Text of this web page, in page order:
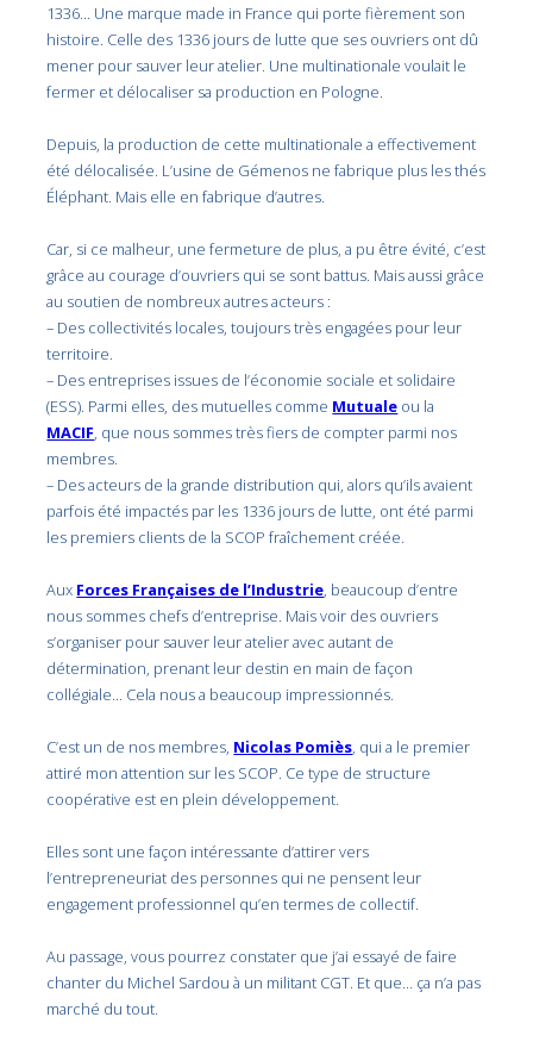
1336… Une marque made in France qui porte fièrement son
histoire. Celle des 1336 jours de lutte que ses ouvriers ont dû
mener pour sauver leur atelier. Une multinationale voulait le
fermer et délocaliser sa production en Pologne.
Depuis, la production de cette multinationale a effectivement
été délocalisée. L’usine de Gémenos ne fabrique plus les thés
Éléphant. Mais elle en fabrique d’autres.
Car, si ce malheur, une fermeture de plus, a pu être évité, c’est
grâce au courage d’ouvriers qui se sont battus. Mais aussi grâce
au soutien de nombreux autres acteurs :
– Des collectivités locales, toujours très engagées pour leur
territoire.
– Des entreprises issues de l’économie sociale et solidaire
(ESS). Parmi elles, des mutuelles comme Mutuale ou la
MACIF, que nous sommes très fiers de compter parmi nos
membres.
– Des acteurs de la grande distribution qui, alors qu’ils avaient
parfois été impactés par les 1336 jours de lutte, ont été parmi
les premiers clients de la SCOP fraîchement créée.
Aux Forces Françaises de l’Industrie, beaucoup d’entre
nous sommes chefs d’entreprise. Mais voir des ouvriers
s’organiser pour sauver leur atelier avec autant de
détermination, prenant leur destin en main de façon
collégiale… Cela nous a beaucoup impressionnés.
C’est un de nos membres, Nicolas Pomiès, qui a le premier
attiré mon attention sur les SCOP. Ce type de structure
coopérative est en plein développement.
Elles sont une façon intéressante d’attirer vers
l’entrepreneuriat des personnes qui ne pensent leur
engagement professionnel qu’en termes de collectif.
Au passage, vous pourrez constater que j’ai essayé de faire
chanter du Michel Sardou à un militant CGT. Et que… ça n’a pas
marché du tout.